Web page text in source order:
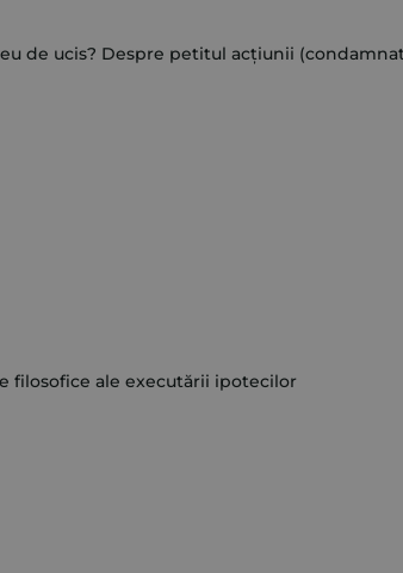
de ucis? Despre petitul acțiunii
filosofice ale executării ipotecilor